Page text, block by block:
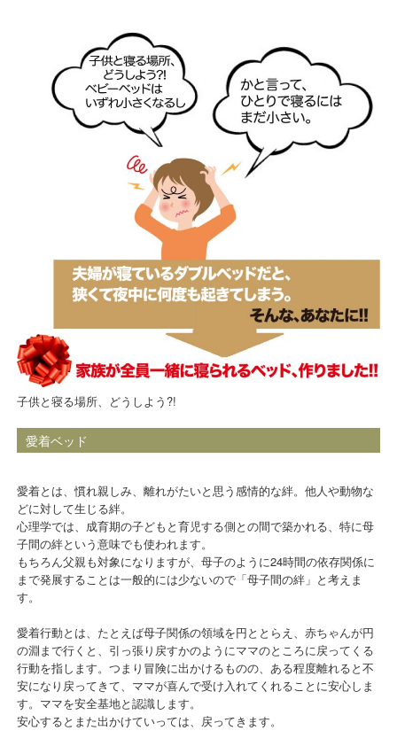
子供と寝る場所、どうしよう?!
愛着ベッド
愛着とは、慣れ親しみ、離れがたいと思う感情的な絆。他人や動物な
どに対して生じる絆。
心理学では、成育期の子どもと育児する側との間で築かれる、特に母
子間の絆という意味でも使われます。
もちろん父親も対象になりますが、母子のように24時間の依存関係に
まで発展することは一般的には少ないので「母子間の絆」と考えま
す。
愛着行動とは、たとえば母子関係の領域を円ととらえ、赤ちゃんが円
の淵まで行くと、引っ張り戻すかのようにママのところに戻ってくる
行動を指します。つまり冒険に出かけるものの、ある程度離れると不
安になり戻ってきて、ママが喜んで受け入れてくれることに安心しま
す。ママを安全基地と認識します。
安心するとまた出かけていっては、戻ってきます。